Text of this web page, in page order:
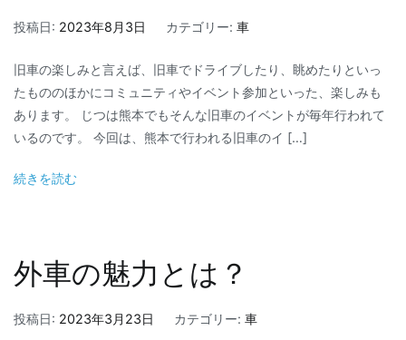
投稿日: 2023年8月3日 カテゴリー: 車
旧車の楽しみと言えば、旧車でドライブしたり、眺めたりといっ
たもののほかにコミュニティやイベント参加といった、楽しみも
あります。 じつは熊本でもそんな旧車のイベントが毎年行われて
いるのです。 今回は、熊本で行われる旧車のイ […]
続きを読む
外車の魅力とは？
投稿日: 2023年3月23日 カテゴリー: 車